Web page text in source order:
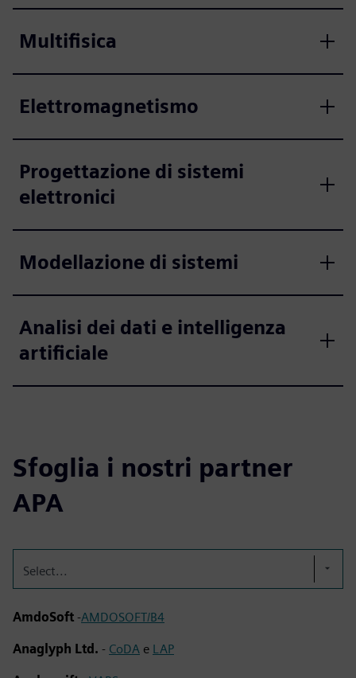
Multifisica
Elettromagnetismo
Progettazione di sistemi
elettronici
Modellazione di sistemi
Analisi dei dati e intelligenza
artificiale
Sfoglia i nostri partner
APA
Select...
AmdoSoft -AMDOSOFT/B4
Anaglyph Ltd. - CoDA e LAP